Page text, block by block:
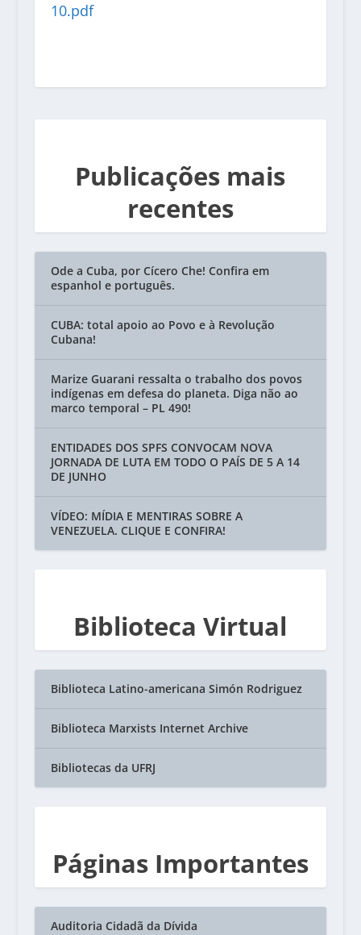
10.pdf
Publicações mais
recentes
Ode a Cuba, por Cícero Che! Confira em
espanhol e português.
CUBA: total apoio ao Povo e à Revolução
Cubana!
Marize Guarani ressalta o trabalho dos povos
indígenas em defesa do planeta. Diga não ao
marco temporal – PL 490!
ENTIDADES DOS SPFS CONVOCAM NOVA
JORNADA DE LUTA EM TODO O PAÍS DE 5 A 14
DE JUNHO
VÍDEO: MÍDIA E MENTIRAS SOBRE A
VENEZUELA. CLIQUE E CONFIRA!
Biblioteca Virtual
Biblioteca Latino-americana Simón Rodriguez
Biblioteca Marxists Internet Archive
Bibliotecas da UFRJ
Páginas Importantes
Auditoria Cidadã da Dívida